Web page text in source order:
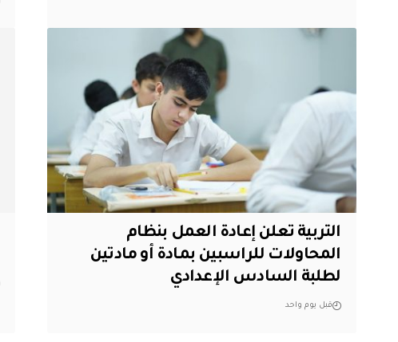
التربية تعلن إعادة العمل بنظام
المحاولات للراسبين بمادة أو مادتين
لطلبة السادس الإعدادي
قبل يوم واحد